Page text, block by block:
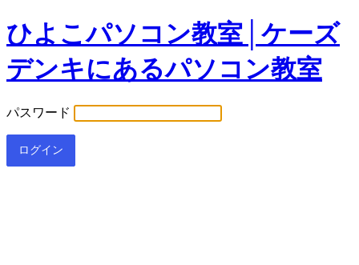
ひよこパソコン教室│ケーズ
デンキにあるパソコン教室
パスワード